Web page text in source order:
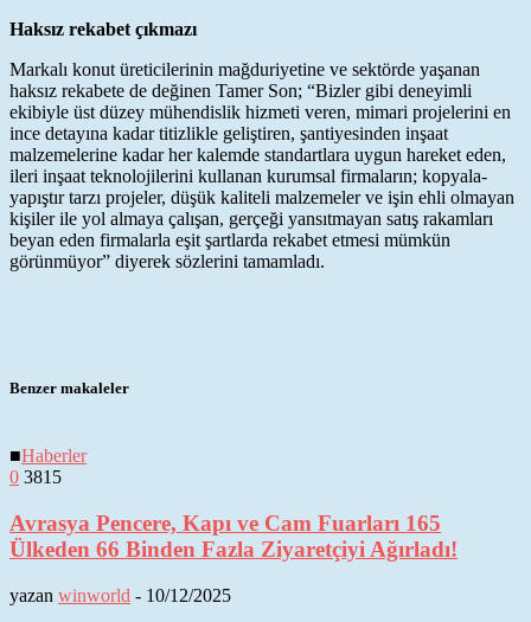
Haksız rekabet çıkmazı
Markalı konut üreticilerinin mağduriyetine ve sektörde yaşanan
haksız rekabete de değinen Tamer Son; “Bizler gibi deneyimli
ekibiyle üst düzey mühendislik hizmeti veren, mimari projelerini en
ince detayına kadar titizlikle geliştiren, şantiyesinden inşaat
malzemelerine kadar her kalemde standartlara uygun hareket eden,
ileri inşaat teknolojilerini kullanan kurumsal firmaların; kopyala-
yapıştır tarzı projeler, düşük kaliteli malzemeler ve işin ehli olmayan
kişiler ile yol almaya çalışan, gerçeği yansıtmayan satış rakamları
beyan eden firmalarla eşit şartlarda rekabet etmesi mümkün
görünmüyor” diyerek sözlerini tamamladı.
Benzer makaleler
■Haberler
0 3815
Avrasya Pencere, Kapı ve Cam Fuarları 165
Ülkeden 66 Binden Fazla Ziyaretçiyi Ağırladı!
yazan winworld - 10/12/2025